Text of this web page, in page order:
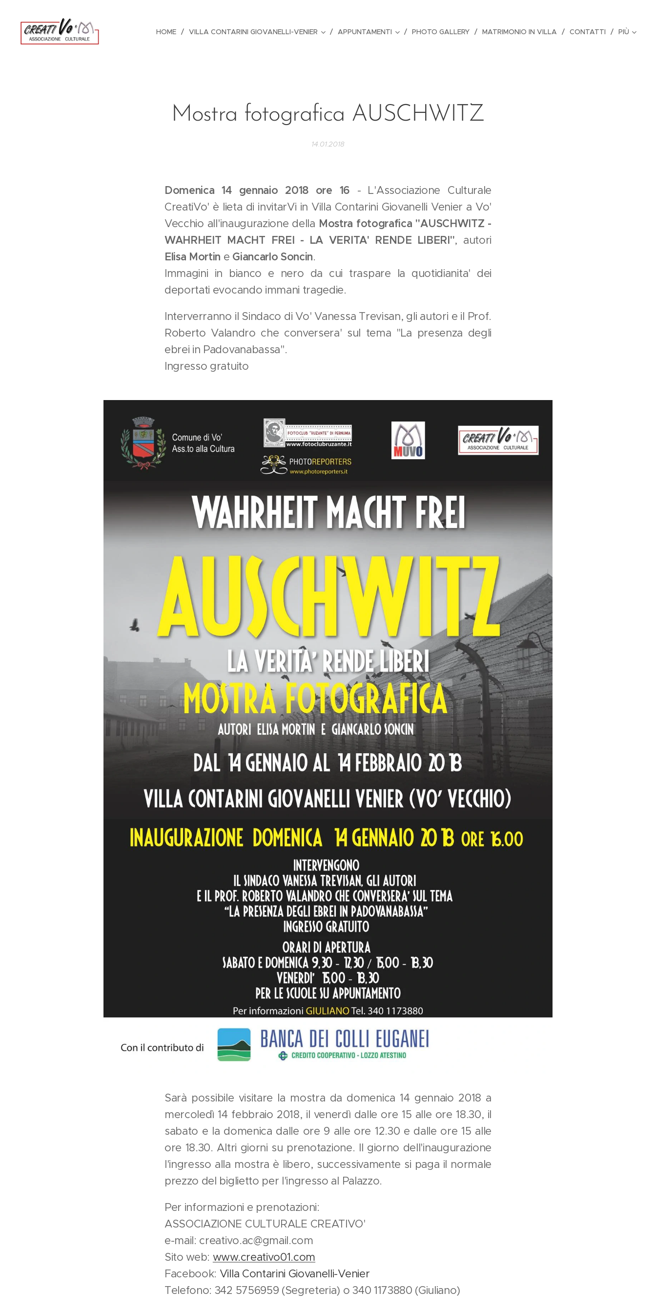
HOME VILLA CONTARINI GIOVANELLI-VENIER APPUNTAMENTI PHOTO GALLERY MATRIMONIO IN VILLA CONTATTI PIÙ
Mostra fotografica AUSCHWITZ
14.01.2018
Domenica 14 gennaio 2018 ore 16 - L'Associazione Culturale
CreatiVo' è lieta di invitarVi in Villa Contarini Giovanelli Venier a Vo'
Vecchio all'inaugurazione della Mostra fotografica "AUSCHWITZ -
WAHRHEIT MACHT FREI - LA VERITA' RENDE LIBERI", autori
Elisa Mortin e Giancarlo Soncin.
Immagini in bianco e nero da cui traspare la quotidianita' dei
deportati evocando immani tragedie.
Interverranno il Sindaco di Vo' Vanessa Trevisan, gli autori e il Prof.
Roberto Valandro che conversera' sul tema "La presenza degli
ebrei in Padovanabassa".
Ingresso gratuito
Sarà possibile visitare la mostra da domenica 14 gennaio 2018 a
mercoledì 14 febbraio 2018, il venerdì dalle ore 15 alle ore 18.30, il
sabato e la domenica dalle ore 9 alle ore 12.30 e dalle ore 15 alle
ore 18.30. Altri giorni su prenotazione. Il giorno dell'inaugurazione
l'ingresso alla mostra è libero, successivamente si paga il normale
prezzo del biglietto per l'ingresso al Palazzo.
Per informazioni e prenotazioni:
ASSOCIAZIONE CULTURALE CREATIVO'
e-mail: creativo.ac@gmail.com
Sito web: www.creativo01.com
Facebook: Villa Contarini Giovanelli-Venier
Telefono: 342 5756959 (Segreteria) o 340 1173880 (Giuliano)